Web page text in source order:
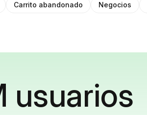
Carrito abandonado Negocios
usuarios